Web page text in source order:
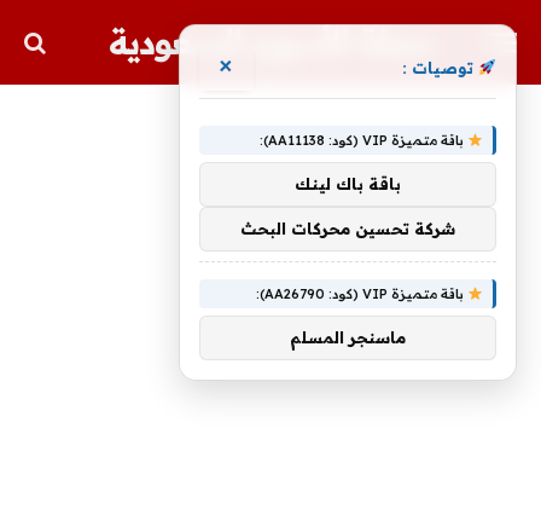
مجلة الأسهم السعودية
توصيات : ×
باقة متميزة VIP (كود: AA11138):
باقة باك لينك
شركة تحسين محركات البحث
باقة متميزة VIP (كود: AA26790):
ماسنجر المسلم